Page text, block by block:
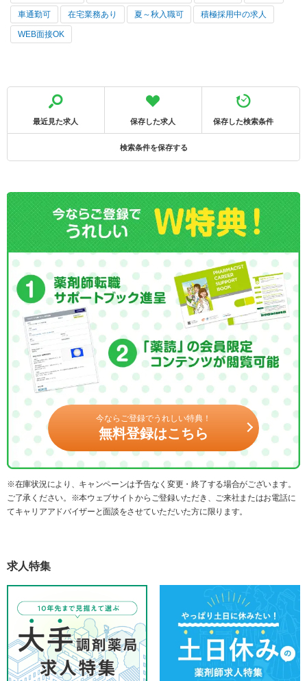
車通勤可 在宅業務あり 夏～秋入職可 積極採用中の求人
WEB面接OK
最近見た求人 保存した求人 保存した検索条件
検索条件を保存する
今ならご登録でうれしい特典！
無料登録はこちら
※在庫状況により、キャンペーンは予告なく変更・終了する場合がございます。
ご了承ください。※本ウェブサイトからご登録いただき、ご来社またはお電話に
てキャリアアドバイザーと面談をさせていただいた方に限ります。
求人特集